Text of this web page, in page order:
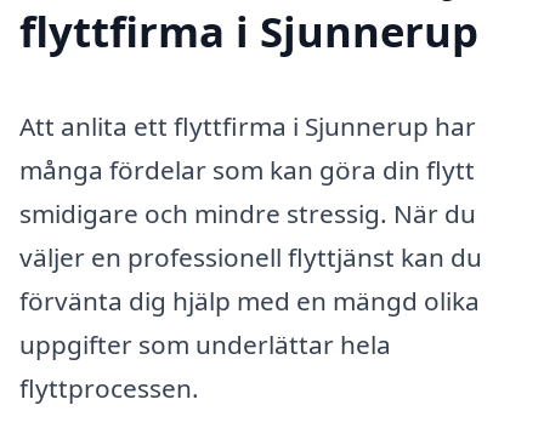
flyttfirma i Sjunnerup
Att anlita ett flyttfirma i Sjunnerup har
många fördelar som kan göra din flytt
smidigare och mindre stressig. När du
väljer en professionell flyttjänst kan du
förvänta dig hjälp med en mängd olika
uppgifter som underlättar hela
flyttprocessen.